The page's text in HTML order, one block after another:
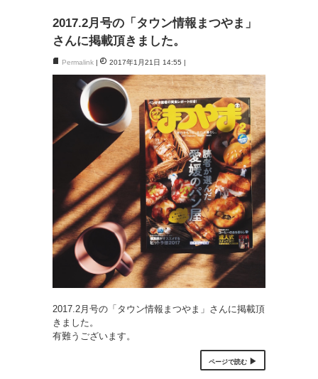
2017.2月号の「タウン情報まつやま」
さんに掲載頂きました。
Permalink 2017年1月21日 14:55
2017.2月号の「タウン情報まつやま」さんに掲載頂
きました。
有難うございます。
ページで読む